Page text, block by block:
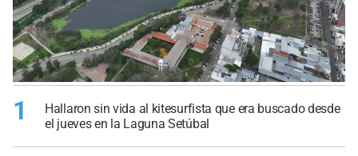
1
Hallaron sin vida al kitesurfista que era buscado desde
el jueves en la Laguna Setúbal